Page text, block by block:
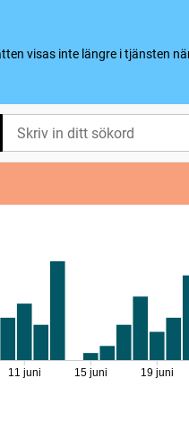
visas inte längre i tjänsten
11 juni 15 juni 19 juni